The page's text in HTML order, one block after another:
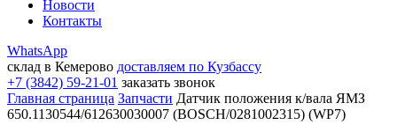
Новости
Контакты
WhatsApp
склад в Кемерово доставляем по Кузбассу
+7 (3842) 59-21-01 заказать звонок
Главная страница Запчасти Датчик положения к/вала ЯМЗ
650.1130544/612630030007 (BOSCH/0281002315) (WP7)